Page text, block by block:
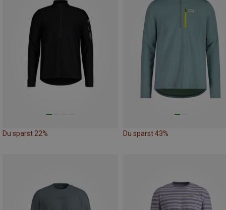
Du sparst 22% Du sparst 43%